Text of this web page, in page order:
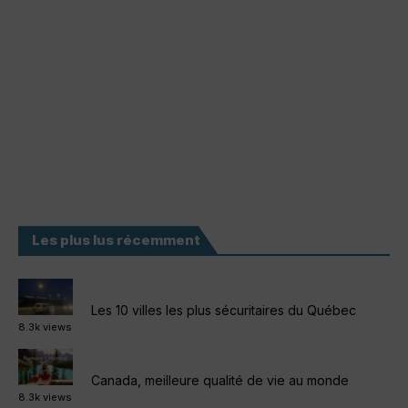
Les plus lus récemment
Les 10 villes les plus sécuritaires du Québec
8.3k views
Canada, meilleure qualité de vie au monde
8.3k views